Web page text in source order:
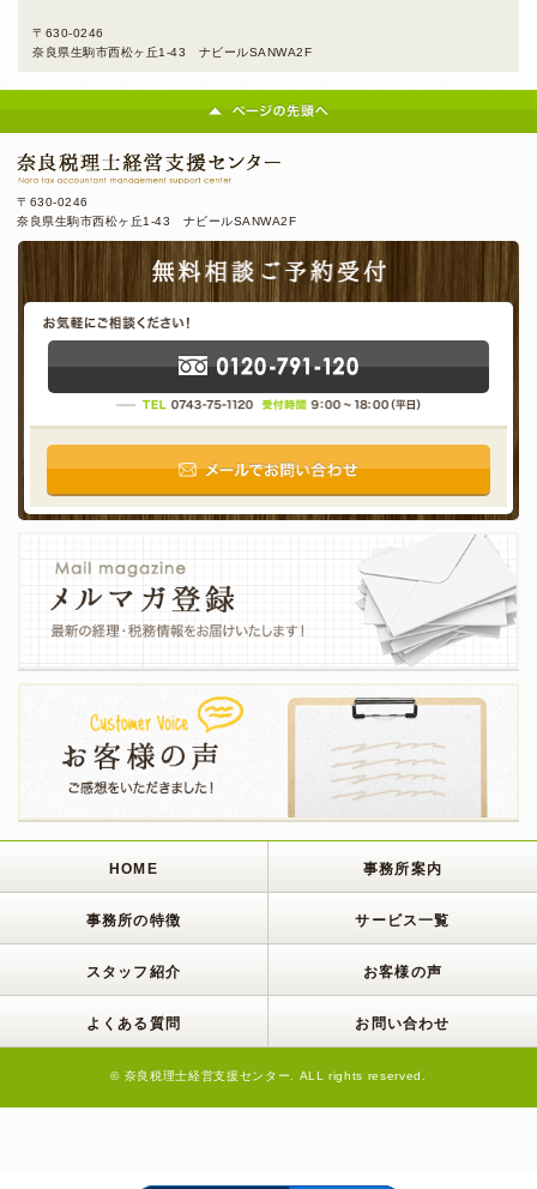
〒630-0246
奈良県生駒市西松ヶ丘1-43 ナビールSANWA2F
〒630-0246
奈良県生駒市西松ヶ丘1-43 ナビールSANWA2F
HOME 事務所案内
事務所の特徴 サービス一覧
スタッフ紹介 お客様の声
よくある質問 お問い合わせ
© 奈良税理士経営支援センター. ALL rights reserved.